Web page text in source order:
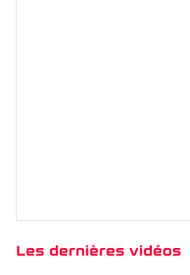
Les dernières vidéos